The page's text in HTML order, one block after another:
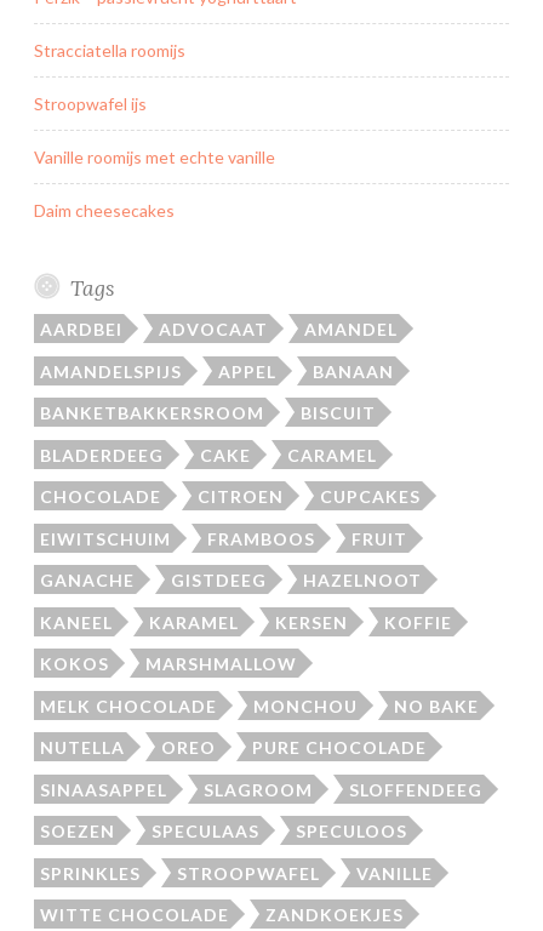
Stracciatella roomijs
Stroopwafel ijs
Vanille roomijs met echte vanille
Daim cheesecakes
Tags
AARDBEI ADVOCAAT AMANDEL
AMANDELSPIJS APPEL BANAAN
BANKETBAKKERSROOM BISCUIT
BLADERDEEG CAKE CARAMEL
CHOCOLADE CITROEN CUPCAKES
EIWITSCHUIM FRAMBOOS FRUIT
GANACHE GISTDEEG HAZELNOOT
KANEEL KARAMEL KERSEN KOFFIE
KOKOS MARSHMALLOW
MELK CHOCOLADE MONCHOU NO BAKE
NUTELLA OREO PURE CHOCOLADE
SINAASAPPEL SLAGROOM SLOFFENDEEG
SOEZEN SPECULAAS SPECULOOS
SPRINKLES STROOPWAFEL VANILLE
WITTE CHOCOLADE ZANDKOEKJES